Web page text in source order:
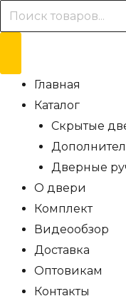
Поиск
товаров
Главная
Каталог
Скрытые
Дверные
О двери
Комплект
Видеообзор
Доставка
Оптовикам
Контакты